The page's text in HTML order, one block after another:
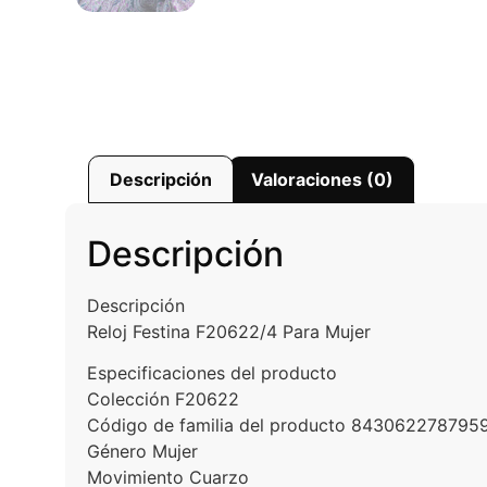
Descripción Valoraciones (0)
Descripción
Descripción
Reloj Festina F20622/4 Para Mujer
Especificaciones del producto
Colección F20622
Código de familia del producto
Género Mujer
Movimiento Cuarzo